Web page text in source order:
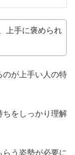
上手に褒められ
のが上手い人の特
ちをしっかり理解
う姿勢が必要に